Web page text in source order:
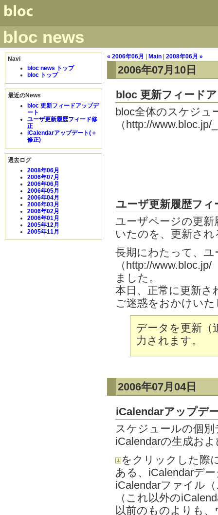
bloc news
« 2006年06月 Main 2008年06月 »
2006年07月10日
bloc 更新フィード
bloc全体のスケジュ
（http://
ユーザ更新履歴フィ
ユーザページの更
いたのを、更新さ
長期にわたって、
（http://
ました。
本日、正常に更新
ご迷惑をおかけい
データを更新（
力されます。
2006年07月04日
iCalendarアップデ
スケジュールの個
iCalendarの生成お
をクリックした際
ある、iCalendarデ
iCalendarファイル
（これ以外の
以前のものよりも
Navi
bloc news トップ
bloc トップ
最近のNews
bloc 更新フィードアップデ
ート
ユーザ更新履歴フィード修
正
iCalendarアップデート(＋
修正)
過去ログ
2008年06月
2006年07月
2006年06月
2006年05月
2006年04月
2006年03月
2006年02月
2006年01月
2005年12月
2005年11月